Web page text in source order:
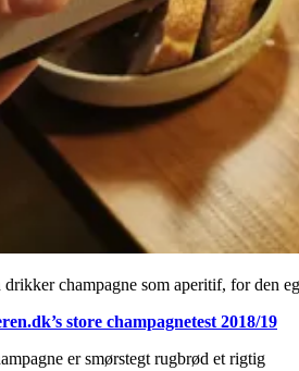
champagne som aperitif, for den
store champagnetest 2018/19
er smørstegt rugbrød et rigtig